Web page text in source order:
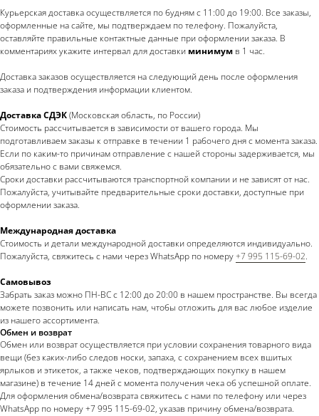
Курьерская доставка осуществляется по будням с 11:00 до 19:00. Все заказы,
оформленные на сайте, мы подтверждаем по телефону. Пожалуйста,
оставляйте правильные контактные данные при оформлении заказа. В
комментариях укажите интервал для доставки минимум в 1 час.
Доставка заказов осуществляется на следующий день после оформления
заказа и подтверждения информации клиентом.
Доставка СДЭК(Московская область, по России)
Стоимость рассчитывается в зависимости от вашего города. Мы
подготавливаем заказы к отправке в течении 1 рабочего дня с момента заказа.
Если по каким-то причинам отправление с нашей стороны задерживается, мы
обязательно с вами свяжемся.
Сроки доставки рассчитываются транспортной компании и не зависят от нас.
Пожалуйста, учитывайте предварительные сроки доставки, доступные при
оформлении заказа.
Международная доставка
Стоимость и детали международной доставки определяются индивидуально.
Пожалуйста, свяжитесь с нами через WhatsApp по номеру+7 995 115-69-02.
Самовывоз
Забрать заказ можно ПН-ВС с 12:00 до 20:00 в нашем пространстве. Вы всегда
можете позвонить или написать нам, чтобы отложить для вас любое изделие
из нашего ассортимента.
Обмен и возврат
Обмен или возврат осуществляется при условии сохранения товарного вида
вещи (без каких-либо следов носки, запаха, с сохранением всех вшитых
ярлыков и этикеток, а также чеков, подтверждающих покупку в нашем
магазине) в течение 14 дней с момента получения чека об успешной оплате.
Для оформления обмена/возврата свяжитесь с нами по телефону или через
WhatsApp по номеру +7 995 115-69-02, указав причину обмена/возврата.